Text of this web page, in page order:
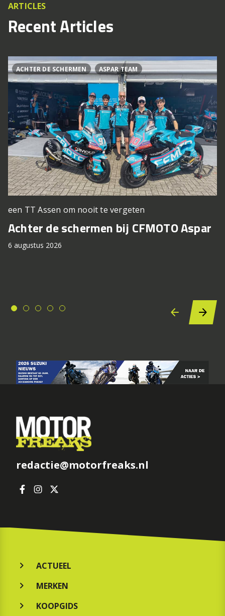
ARTICLES
Recent Articles
ACHTER DE SCHERMEN ASPAR TEAM
een TT Assen om nooit te vergeten
Achter de schermen bij CFMOTO Aspar
6 augustus 2026
redactie@motorfreaks.nl
ACTUEEL
MERKEN
KOOPGIDS